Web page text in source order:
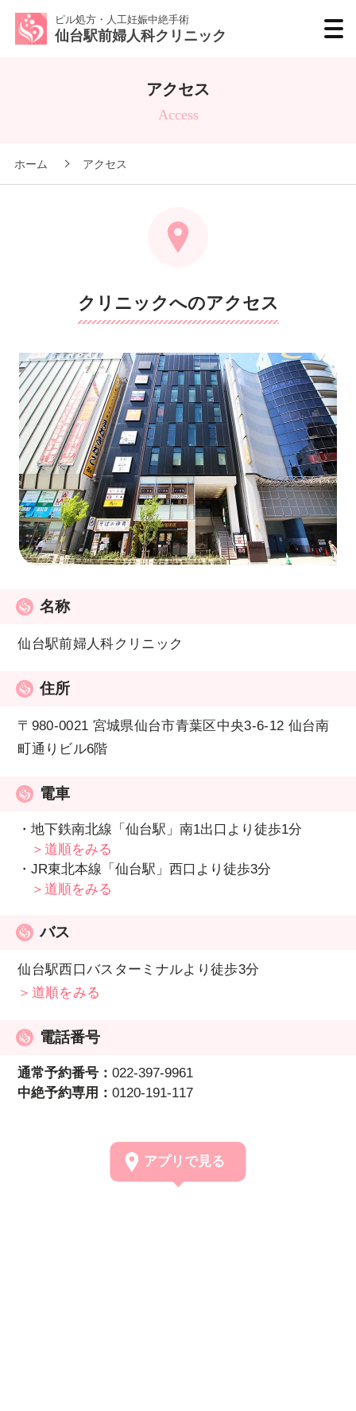
ピル処方・人工妊娠中絶手術
仙台駅前婦人科クリニック
アクセス
Access
ホーム アクセス
クリニックへのアクセス
名称
仙台駅前婦人科クリニック
住所
〒980-0021 宮城県仙台市青葉区中央3-6-12 仙台南
町通りビル6階
電車
・地下鉄南北線「仙台駅」南1出口より徒歩1分
＞道順をみる
・JR東北本線「仙台駅」西口より徒歩3分
＞道順をみる
バス
仙台駅西口バスターミナルより徒歩3分
＞道順をみる
電話番号
通常予約番号：022-397-9961
中絶予約専用：0120-191-117
アプリで見る